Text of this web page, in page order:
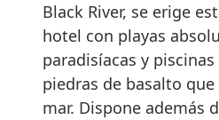
Black River, se erige
hotel con playas
paradisíacas y
piedras de basalto
mar. Dispone además